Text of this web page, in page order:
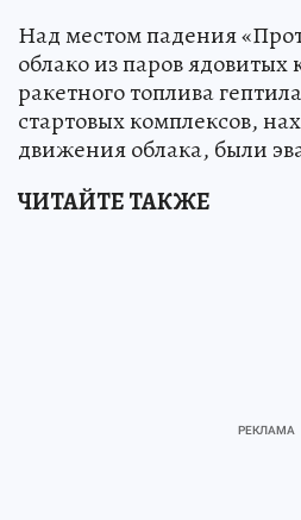
Над местом падения
облако из паров ядовитых
ракетного топлива
стартовых комплексов,
движения облака, были
ЧИТАЙТЕ ТАКЖЕ